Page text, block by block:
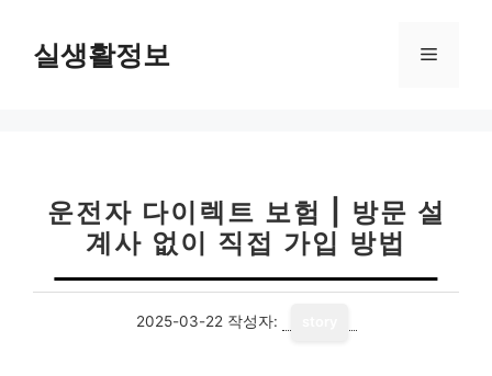
실생활정보 메
운전자 다이렉트 보험 | 방문 설
계사 없이 직접 가입 방법
2025-03-22 작성자: